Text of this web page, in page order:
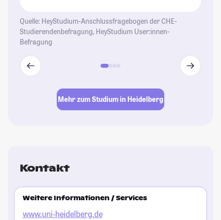
Quelle: HeyStudium-Anschlussfragebogen der CHE-
Studierendenbefragung, HeyStudium User:innen-
Befragung
Mehr zum Studium in Heidelberg
Kontakt
Weitere Informationen / Services
www.uni-heidelberg.de